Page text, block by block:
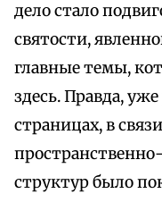
дело стало
святости,
главные темы,
здесь. Правда,
страницах, в
структур было